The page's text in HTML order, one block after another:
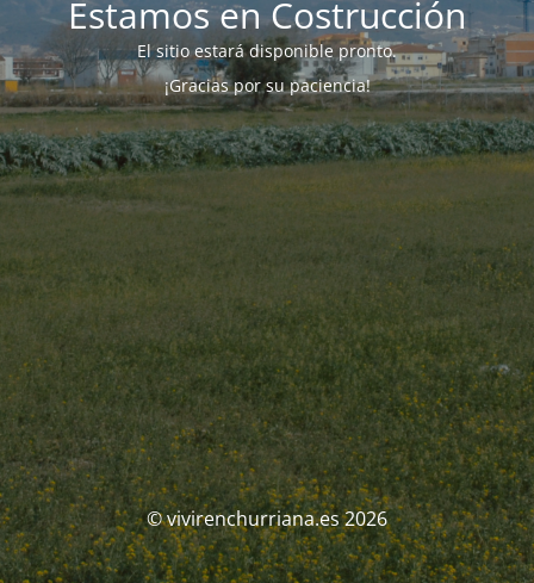
Estamos en Costrucción
El sitio estará disponible pronto.
¡Gracias por su paciencia!
© vivirenchurriana.es 2026